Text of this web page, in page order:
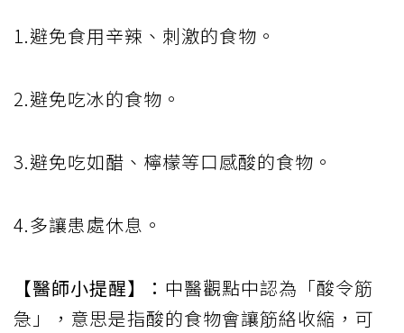
1.避免食用辛辣、刺激的食物。
2.避免吃冰的食物。
3.避免吃如醋、檸檬等口感酸的食物。
4.多讓患處休息。
【醫師小提醒】： 中醫觀點中認為「酸令筋
急」，意思是指酸的食物會讓筋絡收縮，可